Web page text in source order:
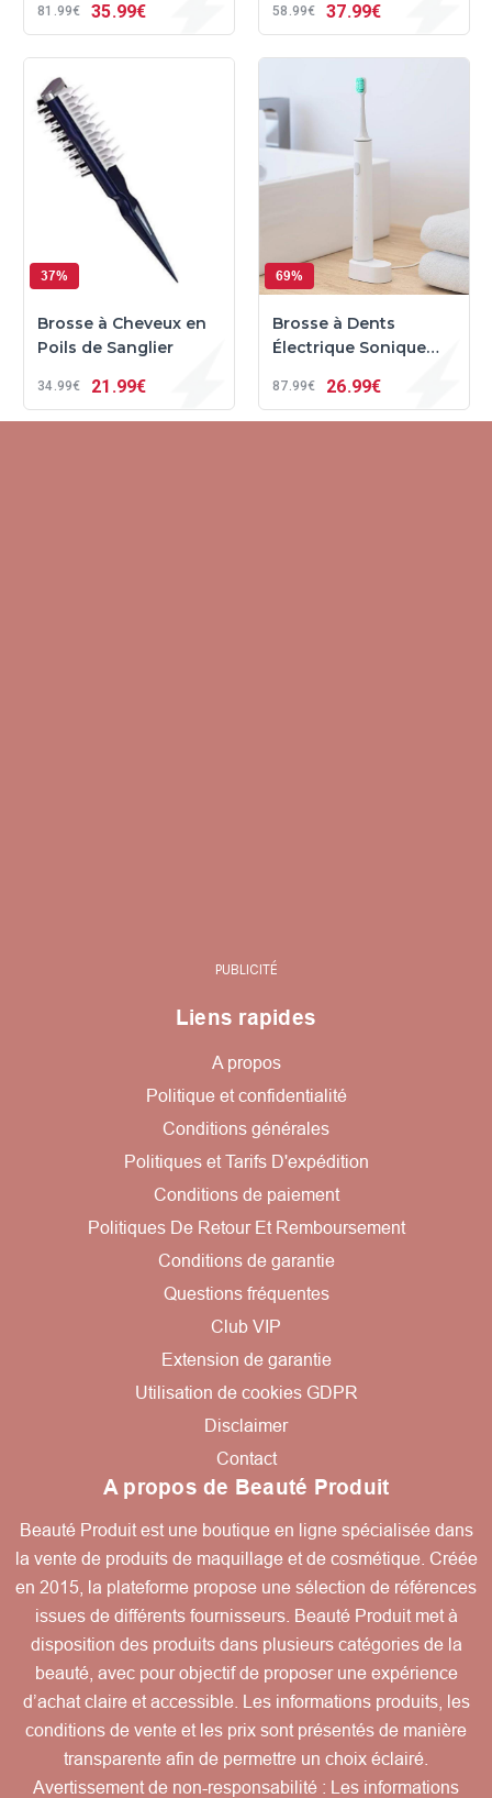
81 99€ 35 99€
Automatique à 360°
58 99€ 37 99€
37%
Brosse à Cheveux en
Poils de Sanglier
34 99€ 21 99€
69%
Brosse à Dents
Électrique Sonique
Contrôle APP
87 99€ 26 99€
PUBLICITÉ
Liens rapides
A propos
Politique et confidentialité
Conditions générales
Politiques et Tarifs D'expédition
Conditions de paiement
Politiques De Retour Et Remboursement
Conditions de garantie
Questions fréquentes
Club VIP
Extension de garantie
Utilisation de cookies GDPR
Disclaimer
Contact
A propos de Beauté Produit
Beauté Produit est une boutique en ligne spécialisée dans
la vente de produits de maquillage et de cosmétique. Créée
en 2015, la plateforme propose une sélection de références
issues de différents fournisseurs. Beauté Produit met à
disposition des produits dans plusieurs catégories de la
beauté, avec pour objectif de proposer une expérience
d’achat claire et accessible. Les informations produits, les
conditions de vente et les prix sont présentés de manière
transparente afin de permettre un choix éclairé.
Avertissement de non-responsabilité : Les informations